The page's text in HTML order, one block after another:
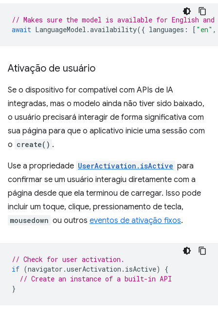
// Makes sure the model is available for English and
await LanguageModel .availability({ languages : [ "en" ,
Ativação de usuário
Se o dispositivo for compatível com APIs de IA
integradas, mas o modelo ainda não tiver sido baixado,
o usuário precisará interagir de forma significativa com
sua página para que o aplicativo inicie uma sessão com
o create() .
Use a propriedade UserActivation.isActive para
confirmar se um usuário interagiu diretamente com a
página desde que ela terminou de carregar. Isso pode
incluir um toque, clique, pressionamento de tecla,
mousedown ou outros eventos de ativação fixos.
// Check for user activation.
if (navigator .userActivation . isActive)
{
// Create an instance of a built-in API
}